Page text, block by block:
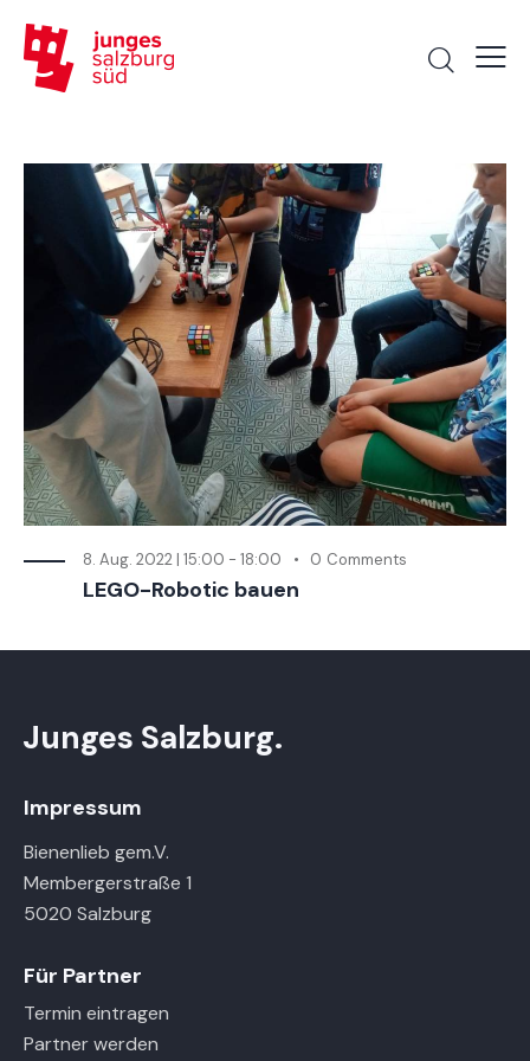
8. Aug. 2022 | 15:00 - 18:00 0 Comments
LEGO-Robotic bauen
Junges Salzburg.
Impressum
Bienenlieb gem.V.
Membergerstraße 1
5020 Salzburg
Für Partner
Termin eintragen
Partner werden